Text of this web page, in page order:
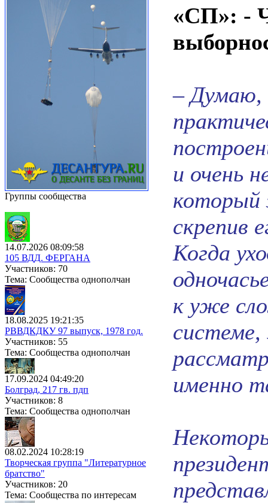
Группы сообщества
14.07.2026 08:09:58
105 ВДД. ФЕРГАНА
Участников: 70
Тема: Сообщества однополчан
18.08.2025 19:21:35
РВВДКДКУ 97 выпуск, 1978 год.
Участников: 55
Тема: Сообщества однополчан
17.09.2024 04:49:20
Болград, 217 гв. пдп
Участников: 8
Тема: Сообщества однополчан
08.02.2024 10:28:19
Творческая группа "Литературное
братство"
Участников: 20
Тема: Сообщества по интересам
«СП»: -
– Думаю,
и очень
который
скрепив
Когда
к уже
именно